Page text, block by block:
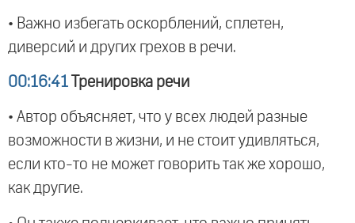
• Важно избегать оскорблений, сплетен,
диверсий и других грехов в речи.
00:16:41 Тренировка речи
• Автор объясняет, что у всех людей разные
возможности в жизни, и не стоит удивляться,
если кто-то не может говорить так же хорошо,
как другие.